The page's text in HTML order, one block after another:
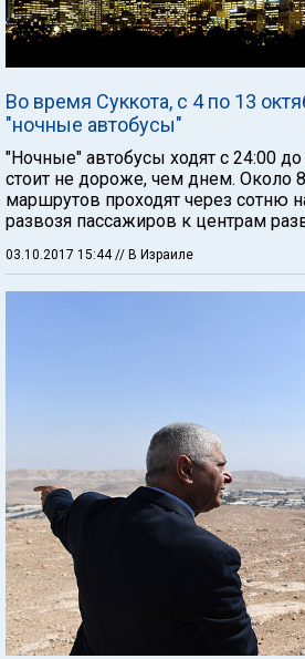
Во время Суккота, с 4 по 13
"ночные автобусы"
"Ночные" автобусы ходят с 24:00 до
стоит не дороже, чем днем. Около
маршрутов проходят через сотню
развозя пассажиров к центрам
03.10.2017 15:44// В Израиле